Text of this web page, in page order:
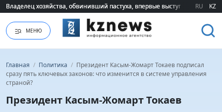
Владелец хозяйства, обвинивший пастуха, впервые выступил
Владелец хозяйства, обвинивший пастуха, впервые выступил RU KZ
МЕНЮ
Главная / Политика / Президент Касым-Жомарт Токаев подписал
сразу пять ключевых законов: что изменится в системе управления
страной?
Президент Касым-Жомарт Токаев